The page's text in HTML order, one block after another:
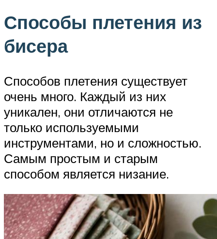
Способы плетения из
бисера
Способов плетения существует
очень много. Каждый из них
уникален, они отличаются не
только используемыми
инструментами, но и сложностью.
Самым простым и старым
способом является низание.